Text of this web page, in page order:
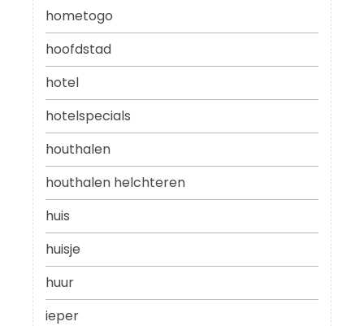
hometogo
hoofdstad
hotel
hotelspecials
houthalen
houthalen helchteren
huis
huisje
huur
ieper